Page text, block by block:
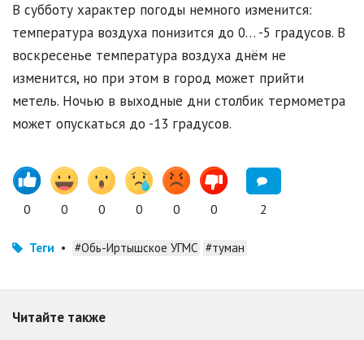
В субботу характер погоды немного изменится:
температура воздуха понизится до 0… -5 градусов. В
воскресенье температура воздуха днём не
изменится, но при этом в город может прийти
метель. Ночью в выходные дни столбик термометра
может опускаться до -13 градусов.
0 0 0 0 0 0 2
Теги • #Обь-Иртышское УГМС #туман
Читайте также